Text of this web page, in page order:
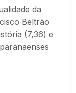
da
Beltrão
(7,36) e